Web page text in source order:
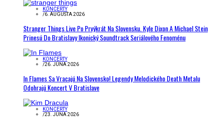
KONCERTY
/6. AUGUSTA 2026
Stranger Things Live Po Prvýkrát Na Slovensku. Kyle Dixon A Michael Stein
Prinesú Do Bratislavy Ikonický Soundtrack Seriálového Fenoménu
KONCERTY
/26. JÚNA 2026
In Flames Sa Vracajú Na Slovensko! Legendy Melodického Death Metalu
Odohrajú Koncert V Bratislave
KONCERTY
/23. JÚNA 2026